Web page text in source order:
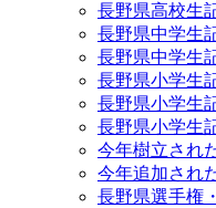
長野県高校生
長野県中学生
長野県中学生
長野県小学生
長野県小学生
長野県小学生
今年樹立され
今年追加され
長野県選手権